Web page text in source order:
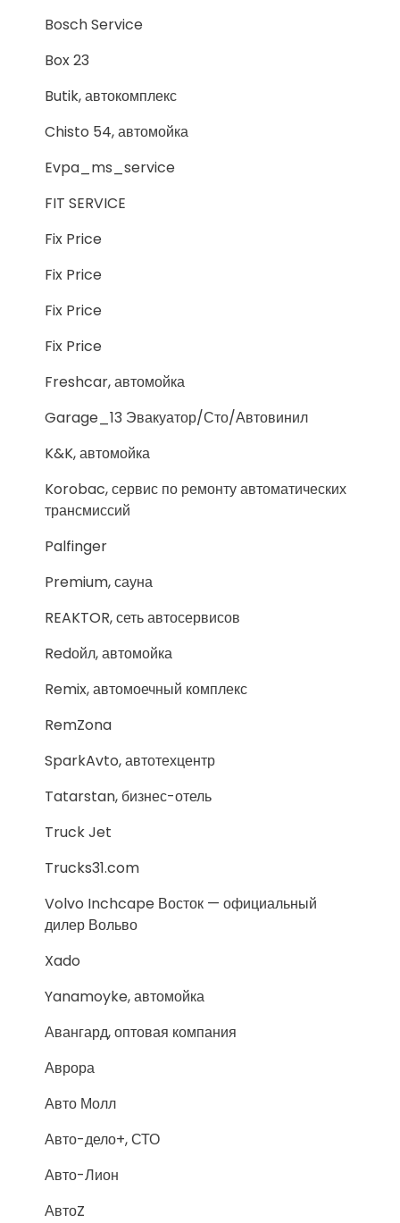
Bosch Service
Box 23
Butik, автокомплекс
Chisto 54, автомойка
Evpa_ms_service
FIT SERVICE
Fix Price
Fix Price
Fix Price
Fix Price
Freshcar, автомойка
Garage_13 Эвакуатор/Сто/Автовинил
K&K, автомойка
Korobac, сервис по ремонту автоматических
трансмиссий
Palfinger
Premium, сауна
REAKTOR, сеть автосервисов
Redойл, автомойка
Remix, автомоечный комплекс
RemZona
SparkAvto, автотехцентр
Tatarstan, бизнес-отель
Truck Jet
Trucks31.com
Volvo Inchcape Восток — официальный
дилер Вольво
Xado
Yanamoyke, автомойка
Авангард, оптовая компания
Аврора
Авто Молл
Авто-дело+, СТО
Авто-Лион
АвтоZ